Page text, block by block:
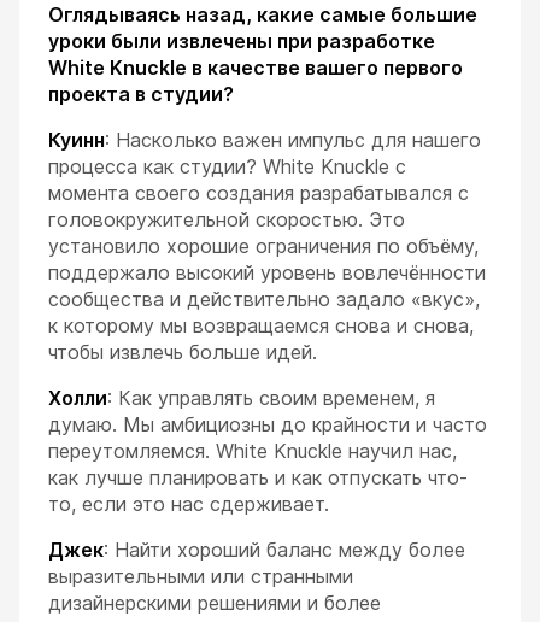
Оглядываясь назад, какие самые большие
уроки были извлечены при разработке
White Knuckle в качестве вашего первого
проекта в студии?
Куинн: Насколько важен импульс для нашего
процесса как студии? White Knuckle с
момента своего создания разрабатывался с
головокружительной скоростью. Это
установило хорошие ограничения по объёму,
поддержало высокий уровень вовлечённости
сообщества и действительно задало «вкус»,
к которому мы возвращаемся снова и снова,
чтобы извлечь больше идей.
Холли: Как управлять своим временем, я
думаю. Мы амбициозны до крайности и часто
переутомляемся. White Knuckle научил нас,
как лучше планировать и как отпускать что-
то, если это нас сдерживает.
Джек: Найти хороший баланс между более
выразительными или странными
дизайнерскими решениями и более